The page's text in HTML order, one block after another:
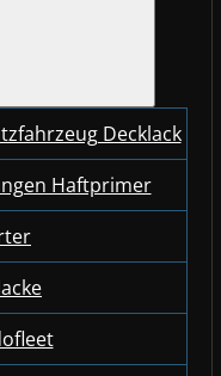
Decklack
Haftprimer